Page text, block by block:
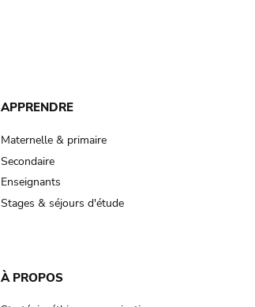
APPRENDRE
Maternelle & primaire
Secondaire
Enseignants
Stages & séjours d'étude
À PROPOS